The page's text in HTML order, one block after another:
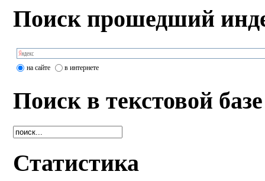
Поиск прошедший
на сайте в интернете
Поиск в текстовой базе
Статистика